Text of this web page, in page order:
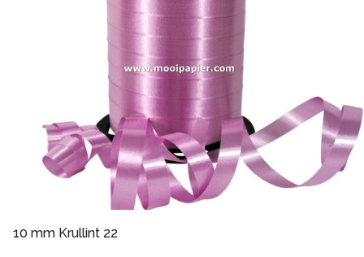
10 mm Krullint 22